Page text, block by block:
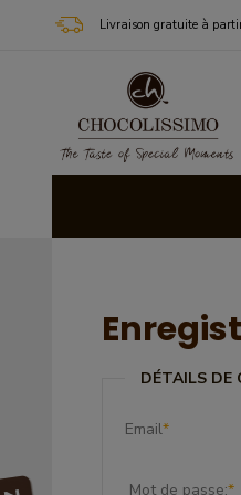
Livraison gratuite à
DÉTAILS DE
Email*
Mot de passe:*